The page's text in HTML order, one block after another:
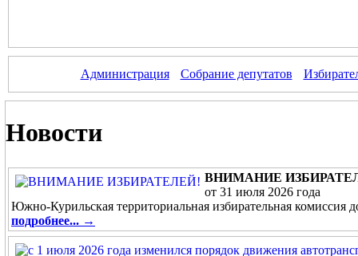
Администрация Собрание депутатов
Новости
ВНИМАНИЕ
от 31 июля 2026 года
Южно-Курильская территориальная избирательная
подробнее... →